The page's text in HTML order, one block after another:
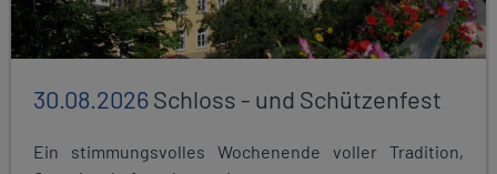
30.08.2026Schloss - und Schützenfest
Ein stimmungsvolles Wochenende voller Tradition,